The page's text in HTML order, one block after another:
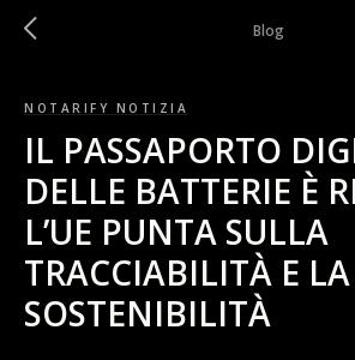
Blog
NOTARIFY NOTIZIA
IL PASSAPORTO
DELLE BATTERIE È
L’UE PUNTA SULLA
TRACCIABILITÀ E LA
SOSTENIBILITÀ